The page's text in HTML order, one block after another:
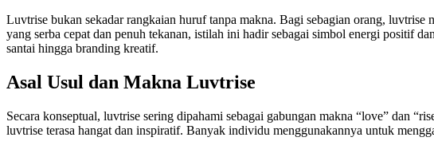
Luvtrise bukan sekadar rangkaian huruf tanpa makna. Bagi sebagian orang,
yang serba cepat dan penuh tekanan, istilah ini hadir sebagai simbol energi positif
santai hingga branding kreatif.
Asal Usul dan Makna Luvtrise
Secara konseptual, luvtrise sering dipahami sebagai gabungan makna “love” dan
luvtrise terasa hangat dan inspiratif. Banyak individu menggunakannya untuk